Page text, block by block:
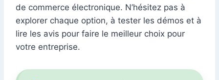
de commerce électronique. N’hésitez pas à
explorer chaque option, à tester les démos et à
lire les avis pour faire le meilleur choix pour
votre entreprise.